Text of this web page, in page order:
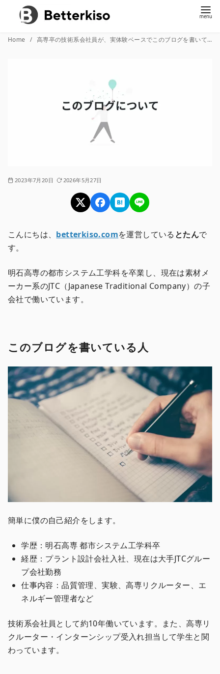
Home 高専卒の技術系会社員が、実体験ベースでこのブログを書いている理由
2023年7月20日 2026年5月27日
こんにちは、 betterkiso.comを運営している とたんで
す。
明石高専の都市システム工学科を卒業し、現在は素材メ
ーカー系のJTC（Japanese Traditional Company）の子
会社で働いています。
このブログを書いている人
簡単に僕の自己紹介をします。
学歴：明石高専 都市システム工学科卒
経歴：プラント設計会社入社、現在は大手JTCグルー
プ会社勤務
仕事内容：品質管理、実験、高専リクルーター、エ
ネルギー管理者など
技術系会社員として約10年働いています。また、高専リ
クルーター・インターンシップ受入れ担当して学生と関
わっています。